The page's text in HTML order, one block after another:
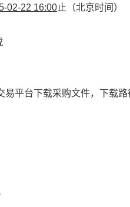
02-22 16:00止（北京时间）
易平台下载采购文件，下载路